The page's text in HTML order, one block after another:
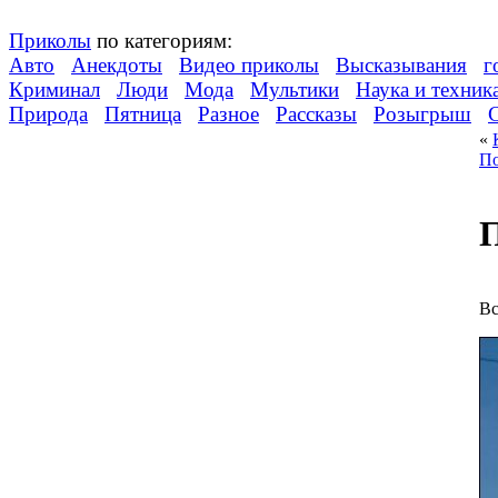
Приколы по категориям:
Авто
Анекдоты Видео приколы Высказывания
Криминал
Люди Мода Мультики
Наука и
Природа
Пятница Разное Рассказы Розыгрыш
«